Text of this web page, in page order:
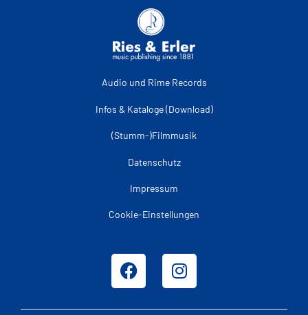
Audio und Rime Records
Infos & Kataloge (Download)
(Stumm-)Filmmusik
Datenschutz
Impressum
Cookie-Einstellungen